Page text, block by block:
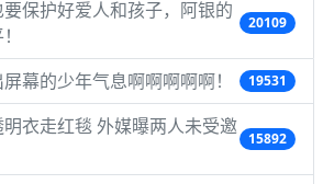
保护好爱人和孩子，阿银的
20109
幕的少年气息啊啊啊啊啊！ 19531
衣走红毯 外媒曝两人未受邀
15892